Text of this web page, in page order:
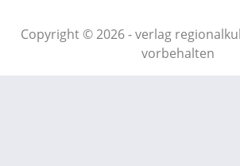
Copyright © 2026 - verlag
vorbehalten